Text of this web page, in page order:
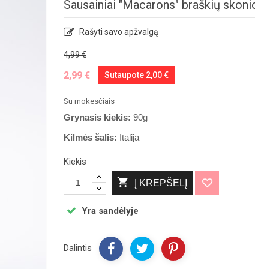
Sausainiai "Macarons" braškių
Rašyti savo apžvalgą
4,99 €
2,99 € Sutaupote 2,00 €
Su mokesčiais
Grynasis kiekis: 90g
Kilmės šalis: Italija
Kiekis
 Į KREPŠELĮ
Yra sandėlyje
Dalintis